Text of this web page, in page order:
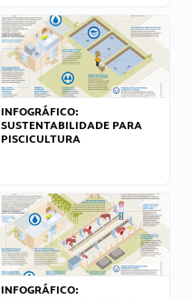
INFOGRÁFICO:
SUSTENTABILIDADE PARA
PISCICULTURA
INFOGRÁFICO: